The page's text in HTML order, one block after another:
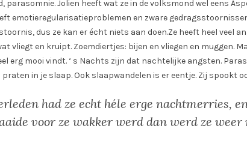
parasomnie. Jolien heeft wat ze in de volksmond wel eens
emotieregularisatieproblemen en zware
dus ze kan er écht niets aan doen.Ze heeft heel veel
vliegt en kruipt. Zoemdiertjes: bijen en vliegen en muggen.
erg mooi vindt. ‘ s Nachts zijn dat nachtelijke angsten.
in je slaap. Ook slaapwandelen is er eentje. Zij spookt
had ze echt héle erge nachtmerries,
voor ze wakker werd dan werd ze